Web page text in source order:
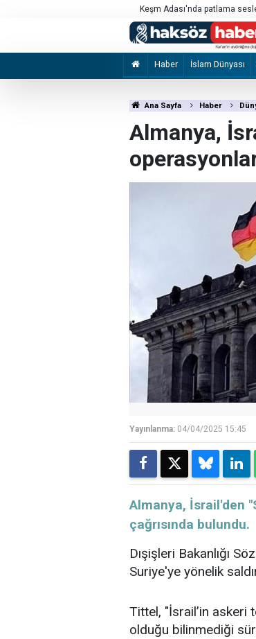
Keşm Adası'nda patlama
Haber İslam Dünyası
Ana Sayfa Haber
Almanya,
Yayınlanma: 04/04/2025 15:45
Almanya, İsrail'den
çağrısında bulundu.
Dışişleri Bakanlığı
Suriye'ye yönelik
Tittel, "İsrail’in askeri
olduğu bilinmediği